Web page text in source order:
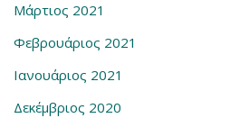
Μάρτιος 2021
Φεβρουάριος 2021
Ιανουάριος 2021
Δεκέμβριος 2020